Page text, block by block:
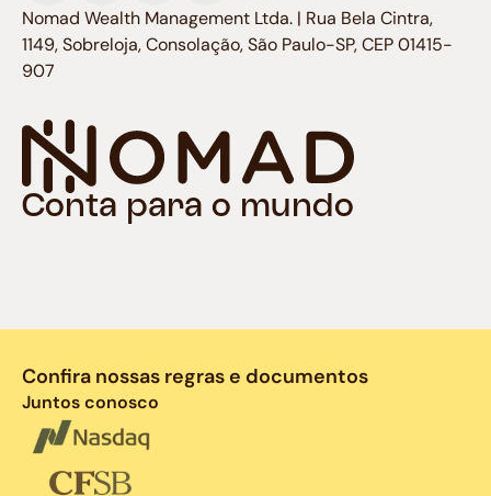
Conta para o mundo
Nomad Wealth Management Ltda. | Rua Bela Cintra,
1149, Sobreloja, Consolação, São Paulo-SP, CEP 01415-
907
Confira nossas regras e documentos
Juntos conosco